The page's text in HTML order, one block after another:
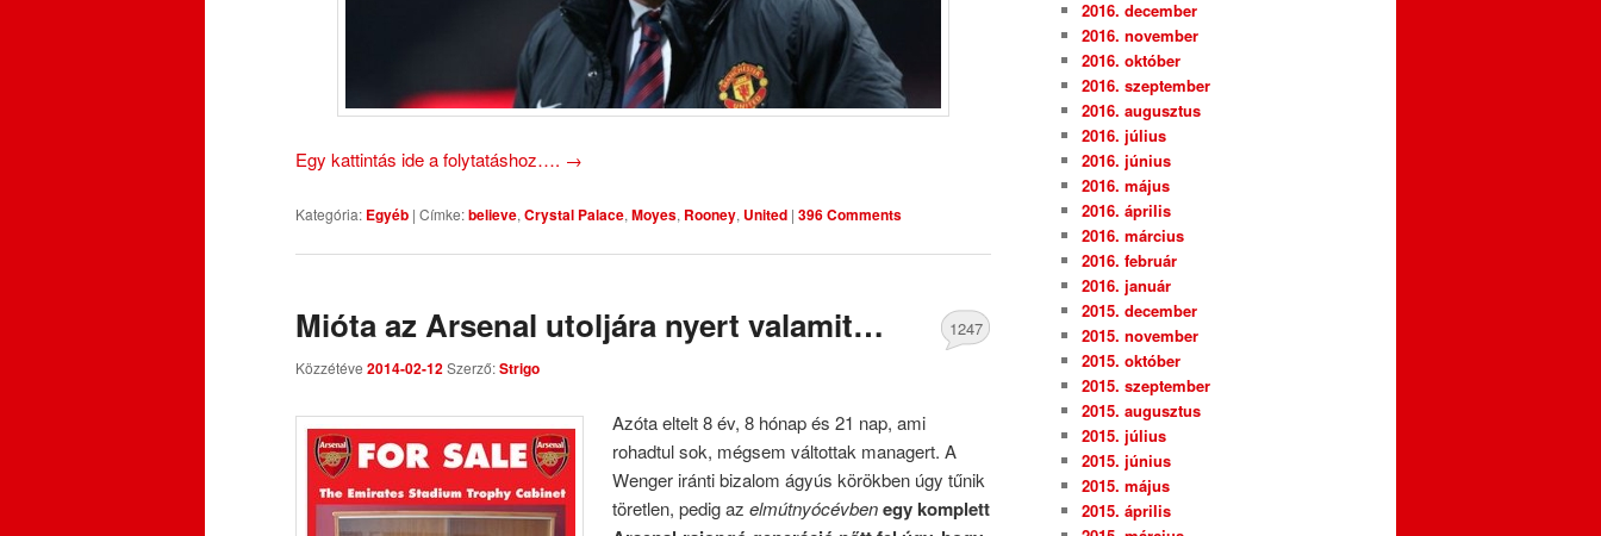
Egy kattintás ide a folytatáshoz…. →
Kategória: Egyéb | Címke:believe, Crystal Palace, Moyes, Rooney, United | 396 Comments
Mióta az Arsenal utoljára nyert valamit…
Közzétéve 2014-02-12Szerző:Strigo
1247
Azóta eltelt 8 év, 8 hónap és 21 nap, ami
rohadtul sok, mégsem váltottak managert. A
Wenger iránti bizalom ágyús körökben úgy tűnik
töretlen, pedig azelmútnyócévben egy komplett
2016. december
2016. november
2016. október
2016. szeptember
2016. augusztus
2016. július
2016. június
2016. május
2016. április
2016. március
2016. február
2016. január
2015. december
2015. november
2015. október
2015. szeptember
2015. augusztus
2015. július
2015. június
2015. május
2015. április